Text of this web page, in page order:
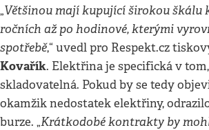
„Většinou mají kupující širokou škálu
ročních až po hodinové, kterými
spotřebě,“ uvedl pro Respekt.cz
Kovařík. Elektřina je specifická v
skladovatelná. Pokud by se tedy
okamžik nedostatek elektřiny,
burze. „Krátkodobé kontrakty by